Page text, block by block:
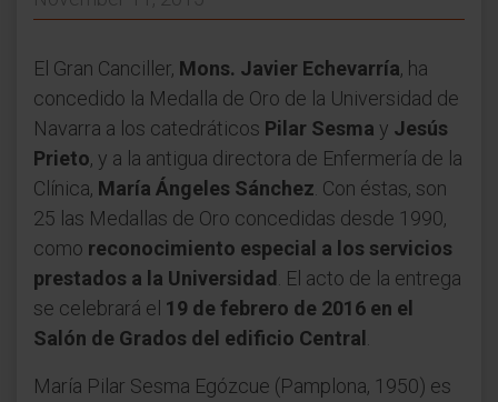
El Gran Canciller, Mons. Javier Echevarría, ha
concedido la Medalla de Oro de la Universidad de
Navarra a los catedráticos Pilar Sesma y Jesús
Prieto, y a la antigua directora de Enfermería de la
Clínica, María Ángeles Sánchez . Con éstas, son
25 las Medallas de Oro concedidas desde 1990,
como reconocimiento especial a los servicios
prestados a la Universidad . El acto de la entrega
se celebrará el 19 de febrero de 2016 en el
Salón de Grados del edificio Central
María Pilar Sesma Egózcue (Pamplona, 1950) es